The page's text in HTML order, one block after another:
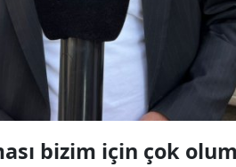
bizim için çok